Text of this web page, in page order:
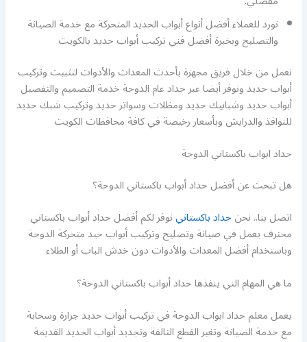
نورد للعملاء أفضل أنواع أبواب الحديد المتحركة مع خدمة الصيانة
والتصليح وبخبرة أفضل فني تركيب أبواب حديد بالكويت
نعمل من خلال فريق مجهزة بأحدث المعدات والأدوات لتثبيت وتركيب
أبواب حديد ونوفر أيضا عبر حداد عام الدوحة خدمة التصميم والتفصيل
أبواب حديد وشبابيك حديد ومظلات وسواتر حديد وتركيب شبك حديد
للنوافذ والدرايش وبأسعار رخيصة في كافة محافظات الكويت
حداد ابواب باكستاني الدوحة
هل تبحث عن أفضل حداد أبواب باكستاني الدوحة؟
اتصل بنا.. نحنحداد باكستانينوفر لكم أفضل حداد أبواب باكستاني
محترف يعمل في صيانة وتصليح وتركيب أبواب حيد متحركة الدوحة
وباستخدام أفضل المعدات والأدوات دون خدش الباب أو الطلاء
ما هي المهام التي ينفذها حداد أبواب باكستاني الدوحة؟
يعمل معلم حداد ابواب الدوحة في تركيب أبواب حديد جرارة وسحابة
مع خدمة الصيانة وتغير القطع التالفة وتجديد أبواب الحديد القديمة